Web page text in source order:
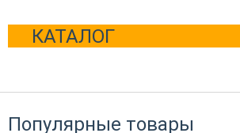
КАТАЛОГ
Популярные товары